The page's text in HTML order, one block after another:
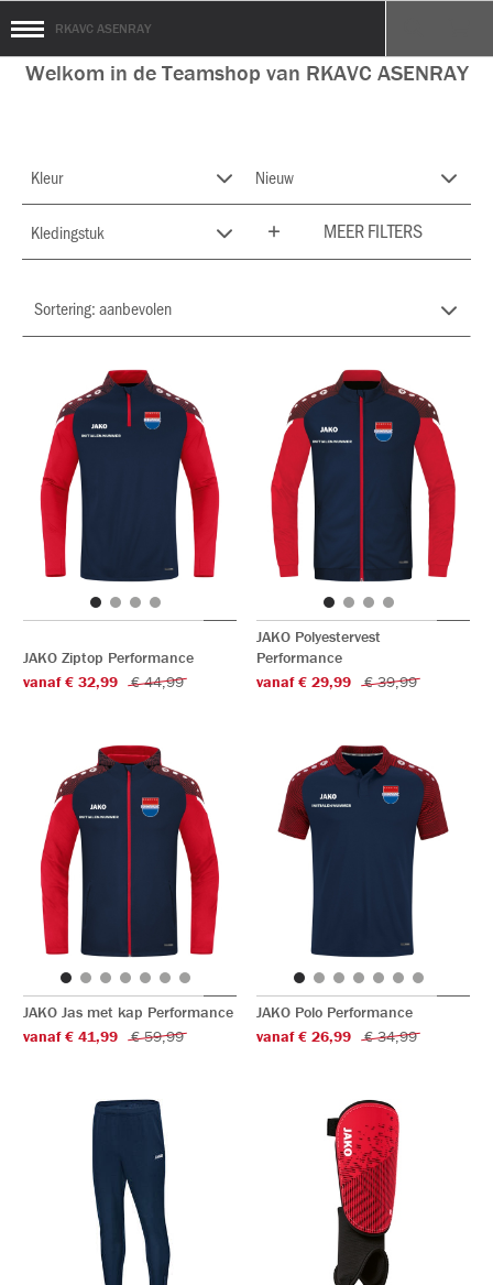
RKAVC ASENRAY
Welkom in de Teamshop van RKAVC ASENRAY
Kleur Nieuw
Kledingstuk MEER FILTERS
JAKO Ziptop Performance
vanaf € 32,99
€ 44,99
JAKO Polyestervest
Performance
vanaf € 29,99
€ 39,99
JAKO Jas met kap Performance
vanaf € 41,99
€ 59,99
JAKO Polo Performance
vanaf € 26,99
€ 34,99